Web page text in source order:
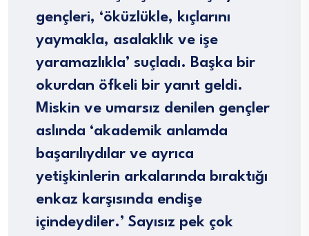
gençleri, ‘öküzlükle, kıçlarını
yaymakla, asalaklık ve işe
yaramazlıkla’ suçladı. Başka bir
okurdan öfkeli bir yanıt geldi.
Miskin ve umarsız denilen gençler
aslında ‘akademik anlamda
başarılıydılar ve ayrıca
yetişkinlerin arkalarında bıraktığı
enkaz karşısında endişe
içindeydiler.’ Sayısız pek çok